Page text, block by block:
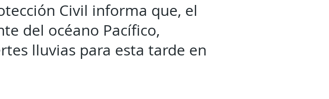
Civil informa que, el
del océano Pacífico,
lluvias para esta tarde en